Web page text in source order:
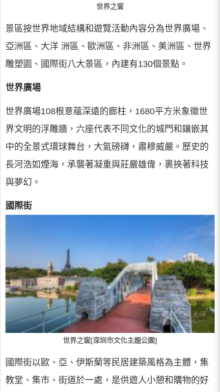
世界之窗
景區按世界地域結構和遊覽活動內容分為世界廣場、
亞洲區、大洋 洲區、歐洲區、非洲區、美洲區、世界
雕塑園、國際街八大景區，內建有130個景點。
世界廣場
世界廣場108根意蘊深遠的廊柱，1680平方米象徵世
界文明的浮雕牆，六座代表不同文化的城門和鑲嵌其
中的全景式環球舞台，大氣磅礴，肅穆威嚴。歷史的
長河浩如煙海，承襲著凝重與莊嚴雄偉，裹挾著科技
與夢幻。
國際街
世界之窗[深圳市文化主題公園]
國際街以歐、亞、伊斯蘭等民居建築風格為主體，集
教堂、集市、街道於一處，是供遊人小憩和購物的好